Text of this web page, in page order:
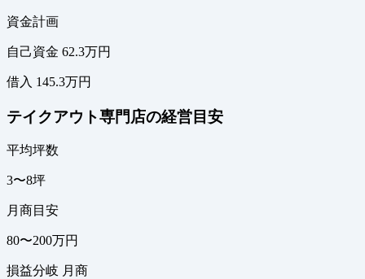
資金計画
自己資金 62.3万円
借入 145.3万円
テイクアウト専門店の経営目安
平均坪数
3〜8坪
月商目安
80〜200万円
損益分岐 月商